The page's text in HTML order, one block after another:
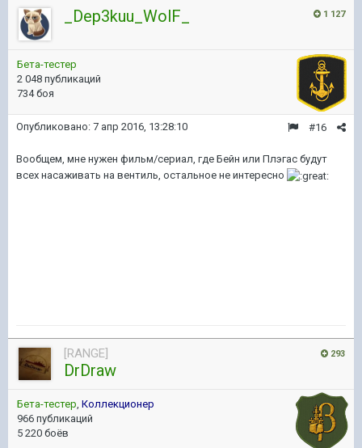
1 127
_Dep3kuu_WolF_
Бета-тестер
2 048 публикаций
734 боя
#16
Опубликовано: 7 апр 2016, 13:28:10
Вообщем, мне нужен фильм/сериал, где Бейн или Плэгас будут
всех насаживать на вентиль, остальное не интересно
293
[RANGE]
DrDraw
Бета-тестер, Коллекционер
966 публикаций
5 220 боёв